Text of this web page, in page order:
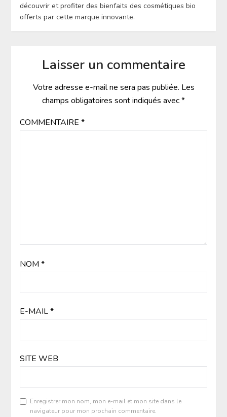
découvrir et profiter des bienfaits des cosmétiques bio
offerts par cette marque innovante.
Laisser un commentaire
Votre adresse e-mail ne sera pas publiée. Les
champs obligatoires sont indiqués avec*
COMMENTAIRE *
NOM *
E-MAIL*
SITE WEB
Enregistrer mon nom, mon e-mail et mon site dans le
navigateur pour mon prochain commentaire.